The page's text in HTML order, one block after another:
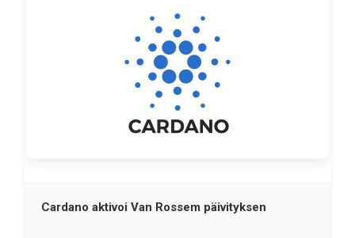
Cardano aktivoi Van Rossem päivityksen